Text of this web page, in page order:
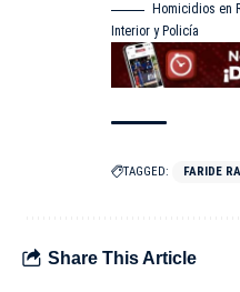
Homicidios en
Interior y Policía
TAGGED: FARIDE
Share This Article